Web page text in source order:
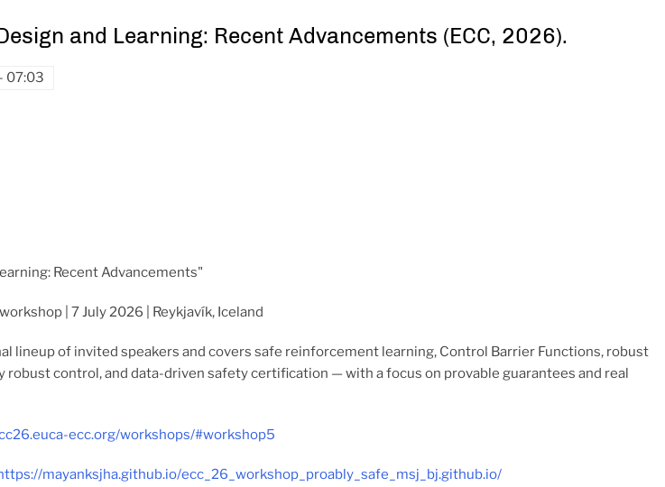
and Learning: Recent Advancements (ECC, 2026).
07:03
Recent Advancements"
| 7 July 2026 | Reykjavík, Iceland
lineup of invited speakers and covers safe reinforcement learning, Control Barrier Functions, robust
control, and data-driven safety certification — with a focus on provable guarantees and real
ecc.org/workshops/#workshop5
mayanksjha.github.io/ecc_26_workshop_proably_safe_msj_bj.github.io/